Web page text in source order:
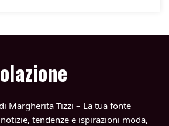
Margherita Tizzi – La tua fonte
tendenze e ispirazioni moda,